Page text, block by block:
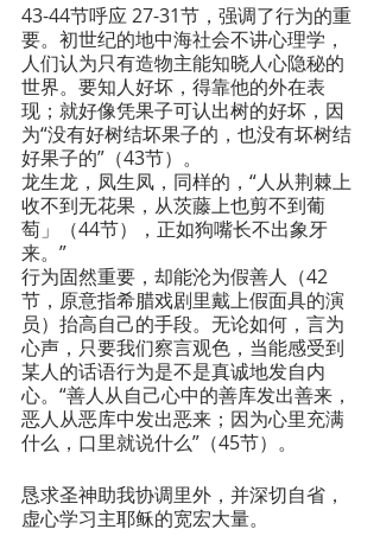
43-44节呼应 27-31节，强调了行为的重
要。初世纪的地中海社会不讲心理学，
人们认为只有造物主能知晓人心隐秘的
世界。要知人好坏，得靠他的外在表
现；就好像凭果子可认出树的好坏，因
为“没有好树结坏果子的，也没有坏树结
好果子的”（43节）。
龙生龙，凤生凤，同样的，“人从荆棘上
收不到无花果，从茨藤上也剪不到葡
萄」（44节），正如狗嘴长不出象牙
来。”
行为固然重要，却能沦为假善人（42
节，原意指希腊戏剧里戴上假面具的演
员）抬高自己的手段。无论如何，言为
心声，只要我们察言观色，当能感受到
某人的话语行为是不是真诚地发自内
心。“善人从自己心中的善库发出善来，
恶人从恶库中发出恶来；因为心里充满
什么，口里就说什么”（45节）。
恳求圣神助我协调里外，并深切自省，
虚心学习主耶稣的宽宏大量。